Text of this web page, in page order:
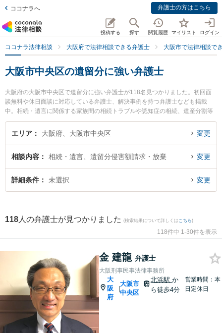
ココナラへ 弁護士の方はこちら
投稿する 探す 閲覧履歴 マイリスト ログイン
ココナラ法律相談 大阪府で法律相談できる弁護士 大阪市で法律相談で
大阪市中央区の遺留分に強い弁護士
大阪府の大阪市中央区で遺留分に強い弁護士が118名見つかりました。初回面
談無料や休日面談に対応している弁護士、解決事例を持つ弁護士なども掲載
中。相続・遺言に関係する家族間の相続トラブルや認知症の相続、遺産分割等
の細かな分野での絞り込み検索もでき便利です。特に大阪刑事民事法律事務所
の金 建龍弁護士や中津法律事務所の中津 慶太郎弁護士、一道法律事務所の浦野
相談したい』『遺留分のトラブル解決の実績豊富な近くの弁護士を検索した
い』『初回相談無料で遺留分を法律相談できる大阪市中央区内の弁護士に相談
予約したい』などでお困りの相談者さんにおすすめです。
エリア 大阪府、大阪市中央区 変更
相談内容 相続・遺言、遺留分侵害額請求・放棄 変更
詳細条件 未選択 変更
118 人の弁護士が見つかりました (検索結果について詳しくは こちら)
118件中 1-30件を表示
金 建龍 弁護士
大阪刑事民事法律事務所
大
阪
府
|
大阪市
中央区
北浜駅 か
ら徒歩4分
営業時間：本
日定休日